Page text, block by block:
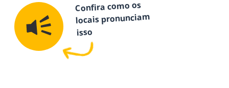
Confira como os
locais pronunciam
isso